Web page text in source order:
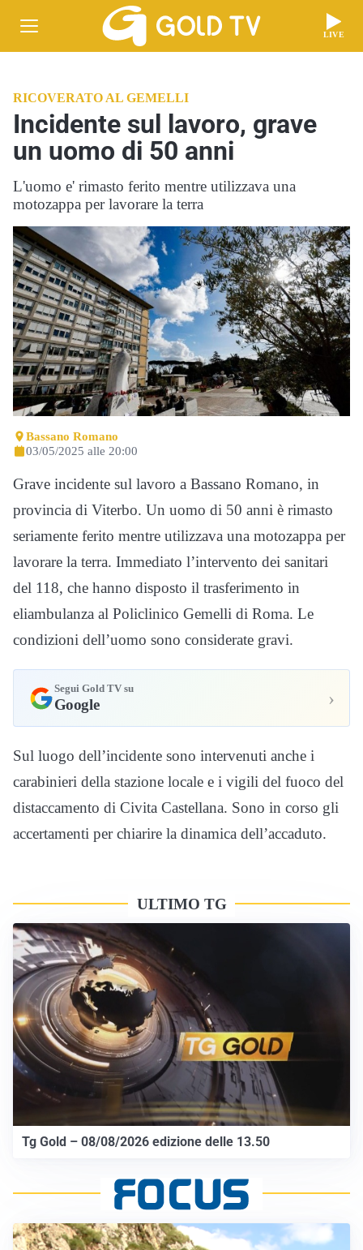
LIVE
RICOVERATO AL GEMELLI
Incidente sul lavoro, grave
un uomo di 50 anni
L'uomo e' rimasto ferito mentre utilizzava una
motozappa per lavorare la terra
Bassano Romano
03/05/2025 alle 20:00
Grave incidente sul lavoro a Bassano Romano, in
provincia di Viterbo. Un uomo di 50 anni è rimasto
seriamente ferito mentre utilizzava una motozappa per
lavorare la terra. Immediato l’intervento dei sanitari
del 118, che hanno disposto il trasferimento in
eliambulanza al Policlinico Gemelli di Roma. Le
condizioni dell’uomo sono considerate gravi.
Segui Gold TV su
Google ›
Sul luogo dell’incidente sono intervenuti anche i
carabinieri della stazione locale e i vigili del fuoco del
distaccamento di Civita Castellana. Sono in corso gli
accertamenti per chiarire la dinamica dell’accaduto.
ULTIMO TG
Tg Gold – 08/08/2026 edizione delle 13.50